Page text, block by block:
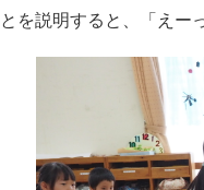
を説明すると、「えー